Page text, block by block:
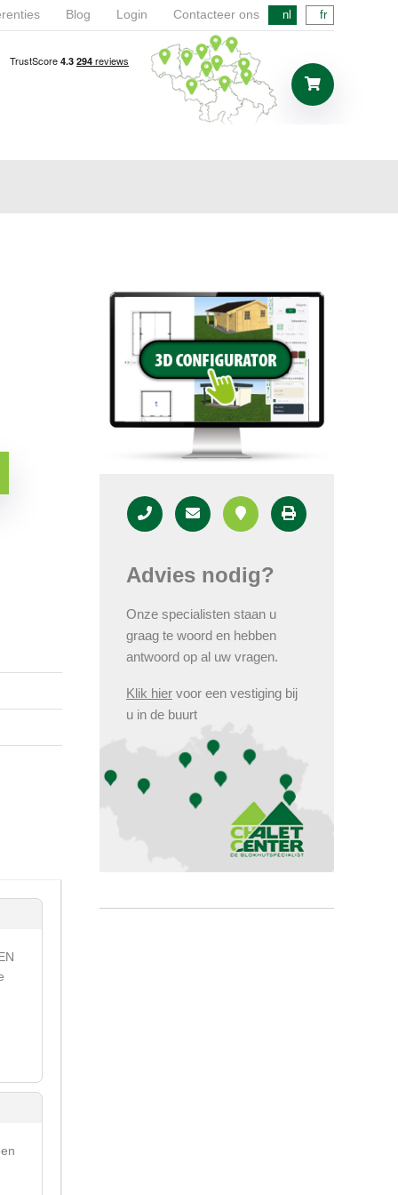
Blog Login Contacteer ons nl fr
Advies nodig?
Onze specialisten staan u
graag te woord en hebben
antwoord op al uw vragen.
Klik hier voor een vestiging bij
u in de buurt